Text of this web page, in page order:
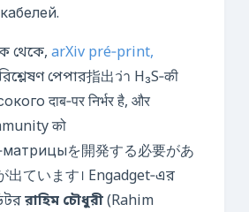
থেকে, arXiv pré‑print,
পেপার指出ว่า H₃S‑की
दाब‑पर निर्भर है, और
को
を開発する必要があ
出ています। Engadget‑এর
রাহিম চৌধুরী(Rahim